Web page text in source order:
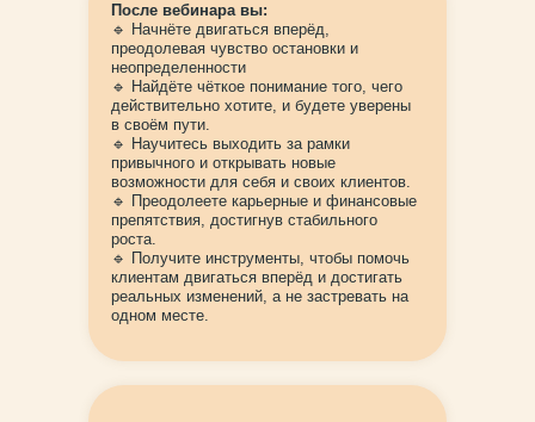
После вебинара вы:
🔹 Начнёте двигаться вперёд,
преодолевая чувство остановки и
неопределенности
🔹 Найдёте чёткое понимание того, чего
действительно хотите, и будете уверены
в своём пути.
🔹 Научитесь выходить за рамки
привычного и открывать новые
возможности для себя и своих клиентов.
🔹 Преодолеете карьерные и финансовые
препятствия, достигнув стабильного
роста.
🔹 Получите инструменты, чтобы помочь
клиентам двигаться вперёд и достигать
реальных изменений, а не застревать на
одном месте.